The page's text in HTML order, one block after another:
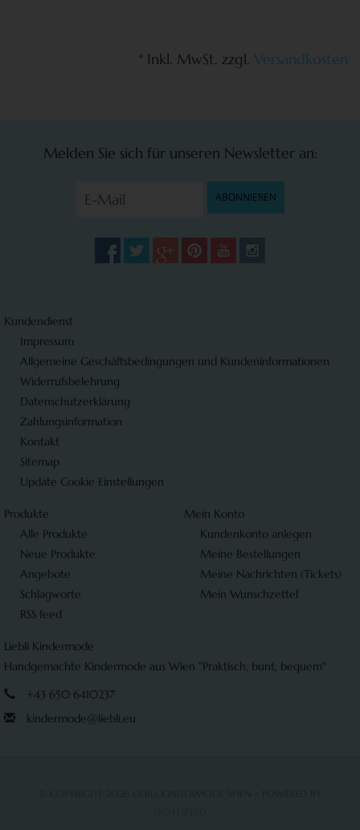
* Inkl. MwSt. zzgl. Versandkosten
Melden Sie sich für unseren Newsletter an:
ABONNIEREN
Kundendienst
Impressum
Allgemeine Geschäftsbedingungen und Kundeninformationen
Widerrufsbelehrung
Datenschutzerklärung
Zahlungsinformation
Kontakt
Sitemap
Update Cookie Einstellungen
Produkte
Alle Produkte
Neue Produkte
Angebote
Schlagworte
RSS feed
Mein Konto
Kundenkonto anlegen
Meine Bestellungen
Meine Nachrichten (Tickets)
Mein Wunschzettel
Liebli Kindermode
Handgemachte Kindermode aus Wien "Praktisch, bunt, bequem"
+43 650 6410237
kindermode@liebli.eu